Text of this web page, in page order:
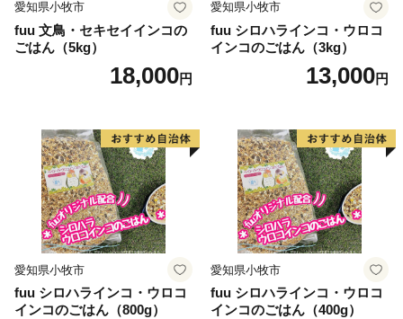
愛知県小牧市
fuu 文鳥・セキセイインコの
ごはん（5kg）
18,000円
愛知県小牧市
fuu シロハラインコ・ウロコ
インコのごはん（3kg）
13,000円
愛知県小牧市
fuu シロハラインコ・ウロコ
インコのごはん（800g）
愛知県小牧市
fuu シロハラインコ・ウロコ
インコのごはん（400g）